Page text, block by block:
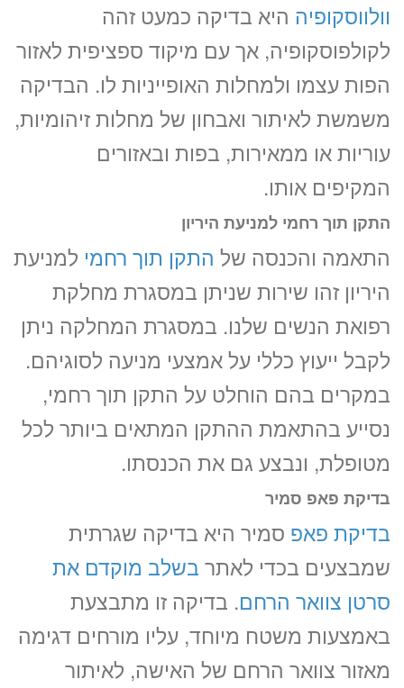
וולווסקופיה היא בדיקה כמעט זהה
לקולפוסקופיה, אך עם מיקוד ספציפית לאזור
הפות עצמו ולמחלות האופייניות לו. הבדיקה
משמשת לאיתור ואבחון של מחלות זיהומיות,
עוריות או ממאירות, בפות ובאזורים
המקיפים אותו.
התקן תוך רחמי למניעת היריון
התאמה והכנסה של התקן תוך רחמי למניעת
היריון זהו שירות שניתן במסגרת מחלקת
רפואת הנשים שלנו. במסגרת המחלקה ניתן
לקבל ייעוץ כללי על אמצעי מניעה לסוגיהם.
במקרים בהם הוחלט על התקן תוך רחמי,
נסייע בהתאמת ההתקן המתאים ביותר לכל
מטופלת, ונבצע גם את הכנסתו.
בדיקת פאפ סמיר
בדיקת פאפ סמיר היא בדיקה שגרתית
שמבצעים בכדי לאתר בשלב מוקדם את
סרטן צוואר הרחם. בדיקה זו מתבצעת
באמצעות משטח מיוחד, עליו מורחים דגימה
מאזור צוואר הרחם של האישה, לאיתור